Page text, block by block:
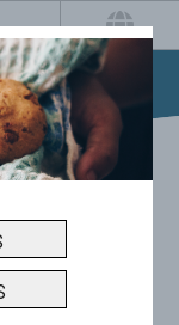
22/12/2021
cap